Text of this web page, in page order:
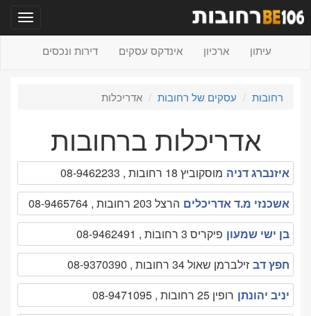
עיתון ארכיון אינדקס עסקים דירות ונכסים
רחובות עסקים של רחובות אדריכלות
אדריכלות ברחובות
איזנברג דניה מוסקוביץ 18 רחובות , 08-9462233
אשכנזי מ.ד אדריכלים הרצל 203 רחובות , 08-9465764
בן ישי שמעון פיקריס 3 רחובות , 08-9462491
חפץ דב זילברמן שאול 34 רחובות , 08-9370390
יניב יהונתן רופין 25 רחובות , 08-9471095